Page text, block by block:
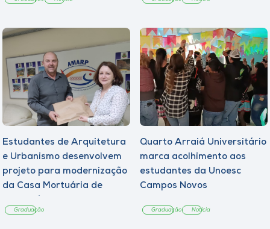
Estudantes de Arquitetura
e Urbanismo desenvolvem
projeto para modernização
da Casa Mortuária de
Graduação
Quarto Arraiá Universitário
marca acolhimento aos
estudantes da Unoesc
Campos Novos
Graduação Notícia